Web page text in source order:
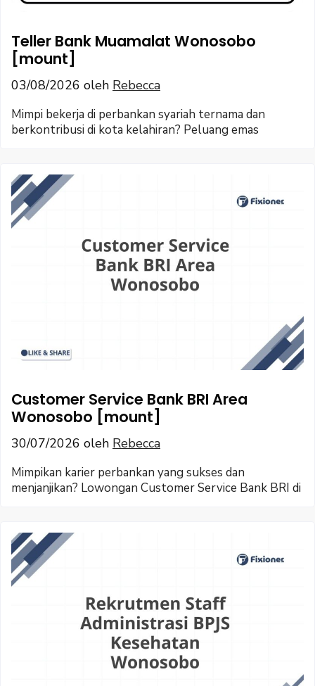
Teller Bank Muamalat Wonosobo
[mount]
03/08/2026 oleh Rebecca
Mimpi bekerja di perbankan syariah ternama dan
berkontribusi di kota kelahiran? Peluang emas
Customer Service Bank BRI Area
Wonosobo [mount]
30/07/2026 oleh Rebecca
Mimpikan karier perbankan yang sukses dan
menjanjikan? Lowongan Customer Service Bank BRI di